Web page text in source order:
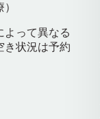
って異なる
き状況は予約